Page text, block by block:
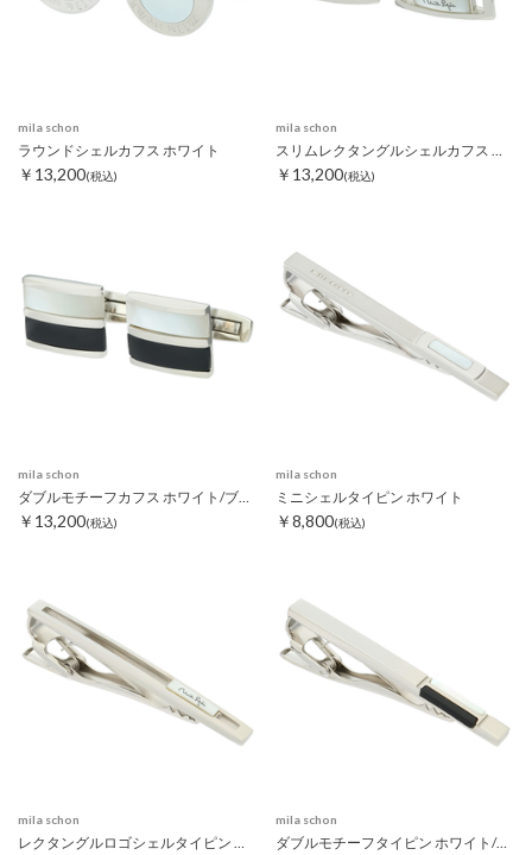
mila schon
ラウンドシェルカフス ホワイト
￥13,200(税込)
mila schon
スリムレクタングルシェルカフス ホワイト
￥13,200(税込)
mila schon
￥13,200(税込)
mila schon
ミニシェルタイピン ホワイト
￥8,800(税込)
mila schon
レクタングルロゴシェルタイピン ホワイト
mila schon
ダブルモチーフタイピン ホワイト/ブラック